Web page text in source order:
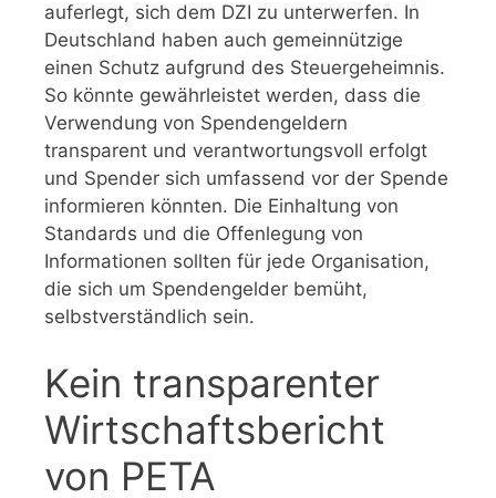
auferlegt, sich dem DZI zu unterwerfen. In
Deutschland haben auch gemeinnützige
einen Schutz aufgrund des Steuergeheimnis.
So könnte gewährleistet werden, dass die
Verwendung von Spendengeldern
transparent und verantwortungsvoll erfolgt
und Spender sich umfassend vor der Spende
informieren könnten. Die Einhaltung von
Standards und die Offenlegung von
Informationen sollten für jede Organisation,
die sich um Spendengelder bemüht,
selbstverständlich sein.
Kein transparenter
Wirtschaftsbericht
von PETA